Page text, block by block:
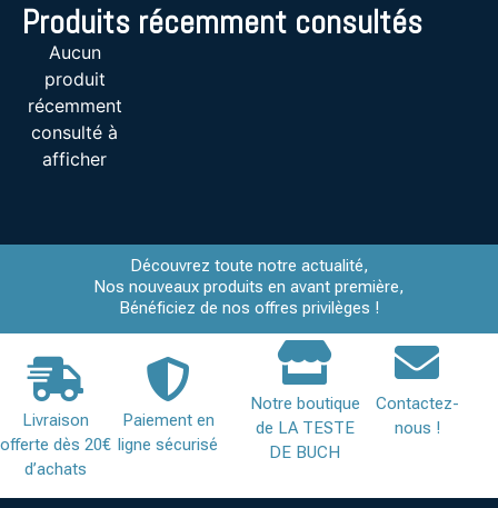
Produits récemment consultés
Aucun
produit
récemment
consulté à
afficher
Découvrez toute notre actualité,
Nos nouveaux produits en avant première,
Bénéficiez de nos offres privilèges !
Livraison
offerte dès 20€
d’achats
Paiement en
ligne sécurisé
Notre boutique
de LA TESTE
DE BUCH
Contactez-
nous !